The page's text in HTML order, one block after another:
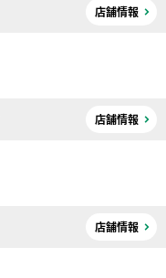
店舗情報
店舗情報
店舗情報